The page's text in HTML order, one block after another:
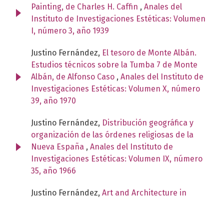
Painting, de Charles H. Caffin , Anales del
Instituto de Investigaciones Estéticas: Volumen
I, número 3, año 1939
Justino Fernández, El tesoro de Monte Albán.
Estudios técnicos sobre la Tumba 7 de Monte
Albán, de Alfonso Caso , Anales del Instituto de
Investigaciones Estéticas: Volumen X, número
39, año 1970
Justino Fernández, Distribución geográfica y
organización de las órdenes religiosas de la
Nueva España , Anales del Instituto de
Investigaciones Estéticas: Volumen IX, número
35, año 1966
Justino Fernández, Art and Architecture in